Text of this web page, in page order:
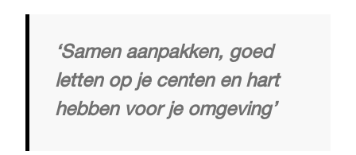
‘Samen aanpakken, goed
letten op je centen en hart
hebben voor je omgeving’